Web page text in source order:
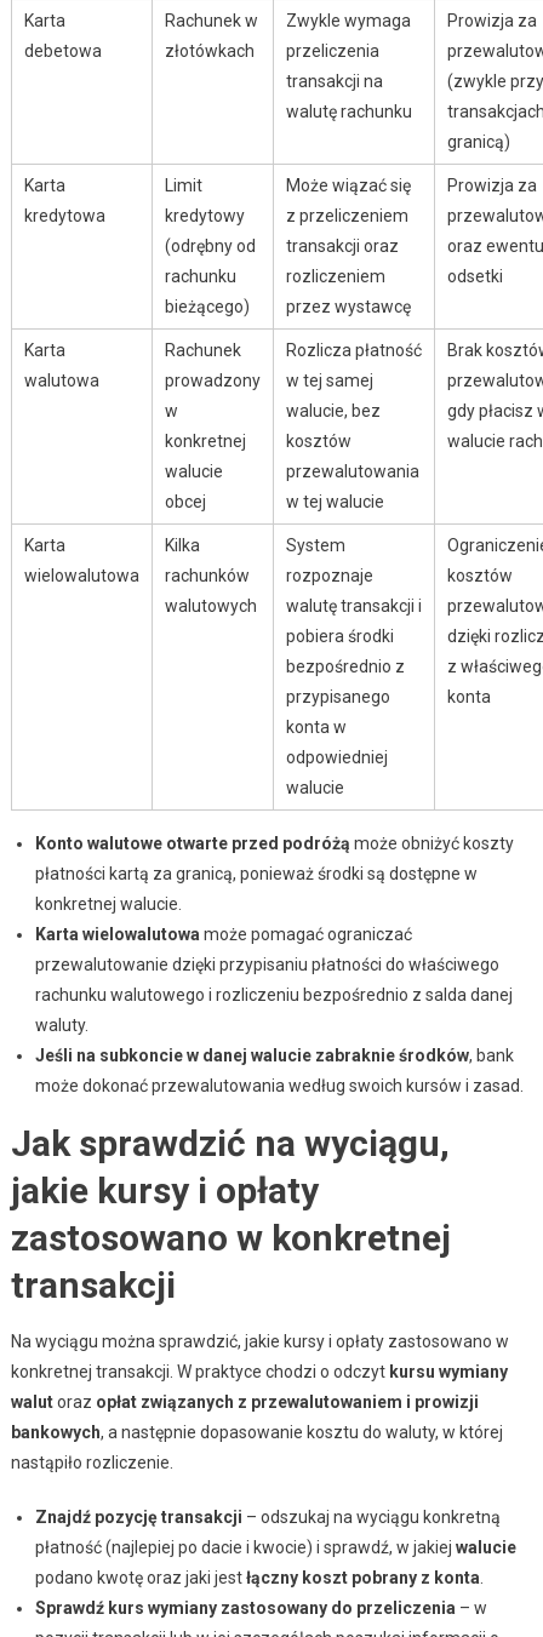
Karta
debetowa
Rachunek w
złotówkach
Zwykle wymaga
przeliczenia
transakcji na
walutę rachunku
Prowizja za
(zwykle przy
granicą)
Karta
kredytowa
Limit
kredytowy
(odrębny od
rachunku
bieżącego)
Może wiązać się
z przeliczeniem
transakcji oraz
rozliczeniem
przez wystawcę
Prowizja za
oraz
odsetki
Karta
walutowa
Rachunek
prowadzony
w
konkretnej
walucie
obcej
Rozlicza płatność
w tej samej
walucie, bez
kosztów
przewalutowania
w tej walucie
Brak
gdy płacisz
walucie
Karta
wielowalutowa
Kilka
rachunków
walutowych
System
rozpoznaje
walutę transakcji i
pobiera środki
bezpośrednio z
przypisanego
konta w
odpowiedniej
walucie
kosztów
dzięki
z
konta
Konto walutowe otwarte przed podróżą może obniżyć koszty
płatności kartą za granicą, ponieważ środki są dostępne w
konkretnej walucie.
Karta wielowalutowa może pomagać ograniczać
przewalutowanie dzięki przypisaniu płatności do właściwego
rachunku walutowego i rozliczeniu bezpośrednio z salda danej
waluty.
Jeśli na subkoncie w danej walucie zabraknie środków, bank
może dokonać przewalutowania według swoich kursów i zasad.
Jak sprawdzić na wyciągu,
jakie kursy i opłaty
zastosowano w konkretnej
transakcji
Na wyciągu można sprawdzić, jakie kursy i opłaty zastosowano w
konkretnej transakcji. W praktyce chodzi o odczyt kursu wymiany
walutoraz opłat związanych z przewalutowaniem i prowizji
bankowych, a następnie dopasowanie kosztu do waluty, w której
nastąpiło rozliczenie.
Znajdź pozycję transakcji – odszukaj na wyciągu konkretną
płatność (najlepiej po dacie i kwocie) i sprawdź, w jakiej walucie
podano kwotę oraz jaki jestłączny koszt pobrany z konta
Sprawdź kurs wymiany zastosowany do przeliczenia – w